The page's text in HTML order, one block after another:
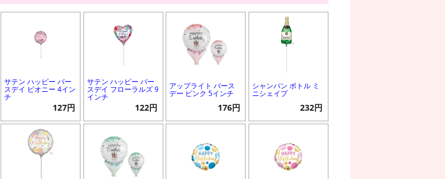
サテン ハッピー バー
スデイ ピオニー 4イン
チ
127円
サテン ハッピー バー
スデイ フローラルズ 9
インチ
122円
アップライト バース
デー ピンク 5インチ
176円
シャンパン ボトル ミ
ニシェイプ
232円